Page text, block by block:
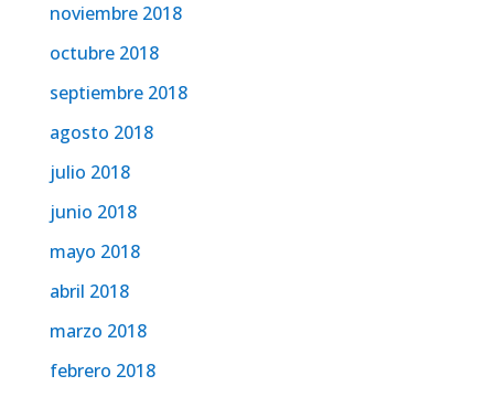
noviembre 2018
octubre 2018
septiembre 2018
agosto 2018
julio 2018
junio 2018
mayo 2018
abril 2018
marzo 2018
febrero 2018